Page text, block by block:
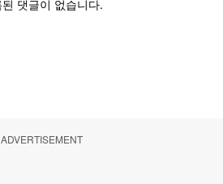
ADVERTISEMENT